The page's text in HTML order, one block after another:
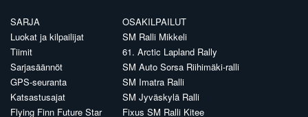
SARJA
Luokat ja kilpailijat
Tiimit
Sarjasäännöt
GPS-seuranta
Katsastusajat
Flying Finn Future Star
OSAKILPAILUT
SM Ralli Mikkeli
61. Arctic Lapland Rally
SM Auto Sorsa Riihimäki-ralli
SM Imatra Ralli
SM Jyväskylä Ralli
Fixus SM Ralli Kitee